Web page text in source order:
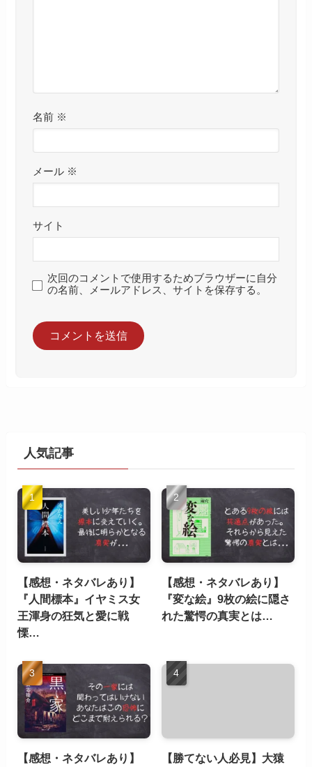
名前 ※
メール ※
サイト
次回のコメントで使用するためブラウザーに自分
の名前、メールアドレス、サイトを保存する。
人気記事
【感想・ネタバレあり】
『人間標本』イヤミス女
王渾身の狂気と愛に戦
慄…
【感想・ネタバレあり】
『変な絵』9枚の絵に隠さ
れた驚愕の真実とは…
【感想・ネタバレあり】
【勝てない人必見】大猿